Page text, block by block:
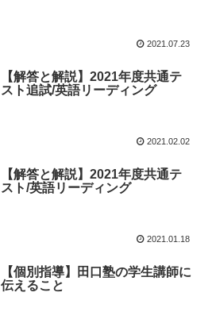
2021.07.23
【解答と解説】2021年度共通テ
スト追試/英語リーディング
2021.02.02
【解答と解説】2021年度共通テ
スト/英語リーディング
2021.01.18
【個別指導】田口塾の学生講師に
伝えること